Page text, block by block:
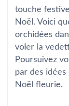
touche
Noël. Voici
orchidées
voler la
Poursuivez
par des idées
Noël fleurie.